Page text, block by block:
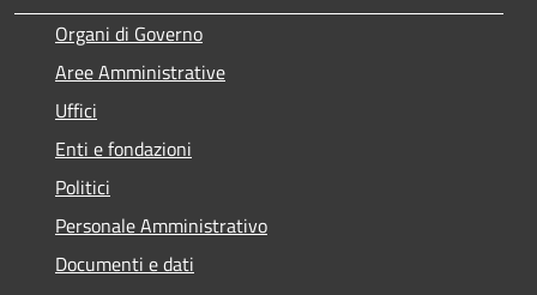
Organi di Governo
Aree Amministrative
Uffici
Enti e fondazioni
Politici
Personale Amministrativo
Documenti e dati